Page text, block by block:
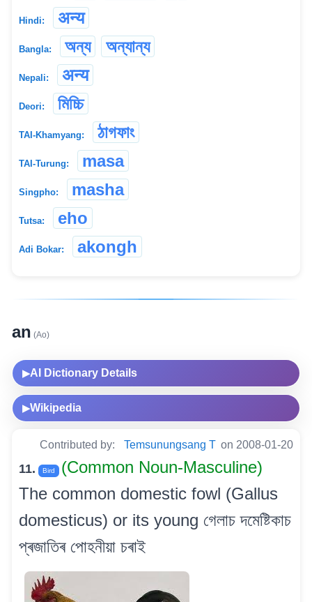
Hindi: अन्य
Bangla: অন্য অন্যান্য
Nepali: अन्य
Deori: মিচ্চি
TAI-Khamyang: ঠাগফাং
TAI-Turung: masa
Singpho: masha
Tutsa: eho
Adi Bokar: akongh
an (Ao)
▶AI Dictionary Details
▶Wikipedia
Contributed by: Temsunungsang T on 2008-01-20
11. Bird
(Common Noun-Masculine)
The common domestic fowl (Gallus
domesticus) or its young গেলাচ দমেষ্টিকাচ
প্ৰজাতিৰ পোহনীয়া চৰাই